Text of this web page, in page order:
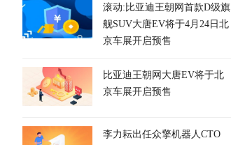
滚动:比亚迪王朝网首款D级旗
舰SUV大唐EV将于4月24日北
京车展开启预售
比亚迪王朝网大唐EV将于北
京车展开启预售
李力耘出任众擎机器人CTO